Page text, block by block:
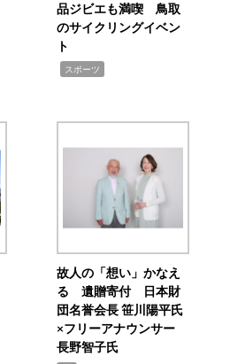
品ジビエも満喫 鳥取
のサイクリングイベン
ト
スポーツ
故人の「想い」かなえ
る 遺贈寄付 日本財
団名誉会長 笹川陽平氏
×フリーアナウンサー
長野智子氏